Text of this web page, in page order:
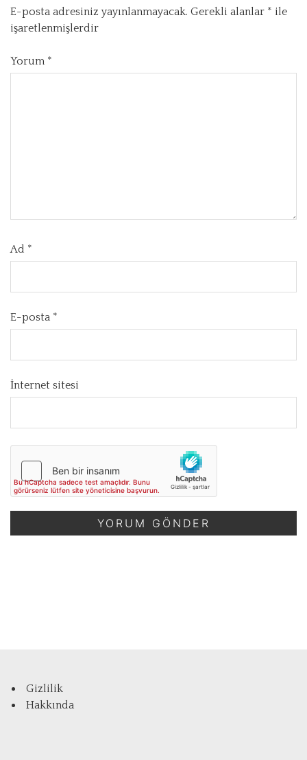
E-posta adresiniz yayınlanmayacak. Gerekli alanlar * ile
işaretlenmişlerdir
Yorum *
Ad *
E-posta *
İnternet sitesi
Gizlilik
Hakkında